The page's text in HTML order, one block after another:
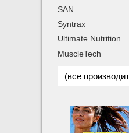
SAN
Syntrax
Ultimate Nutrition
MuscleTech